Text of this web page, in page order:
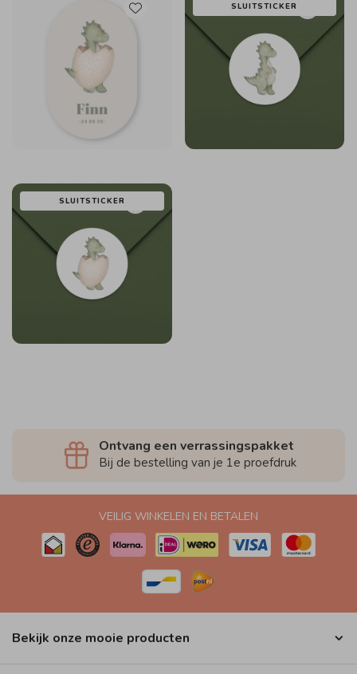
SLUITSTICKER
SLUITSTICKER
Ontvang een verrassingspakket
Bij de bestelling van je 1e proefdruk
VEILIG WINKELEN EN BETALEN
Bekijk onze mooie producten